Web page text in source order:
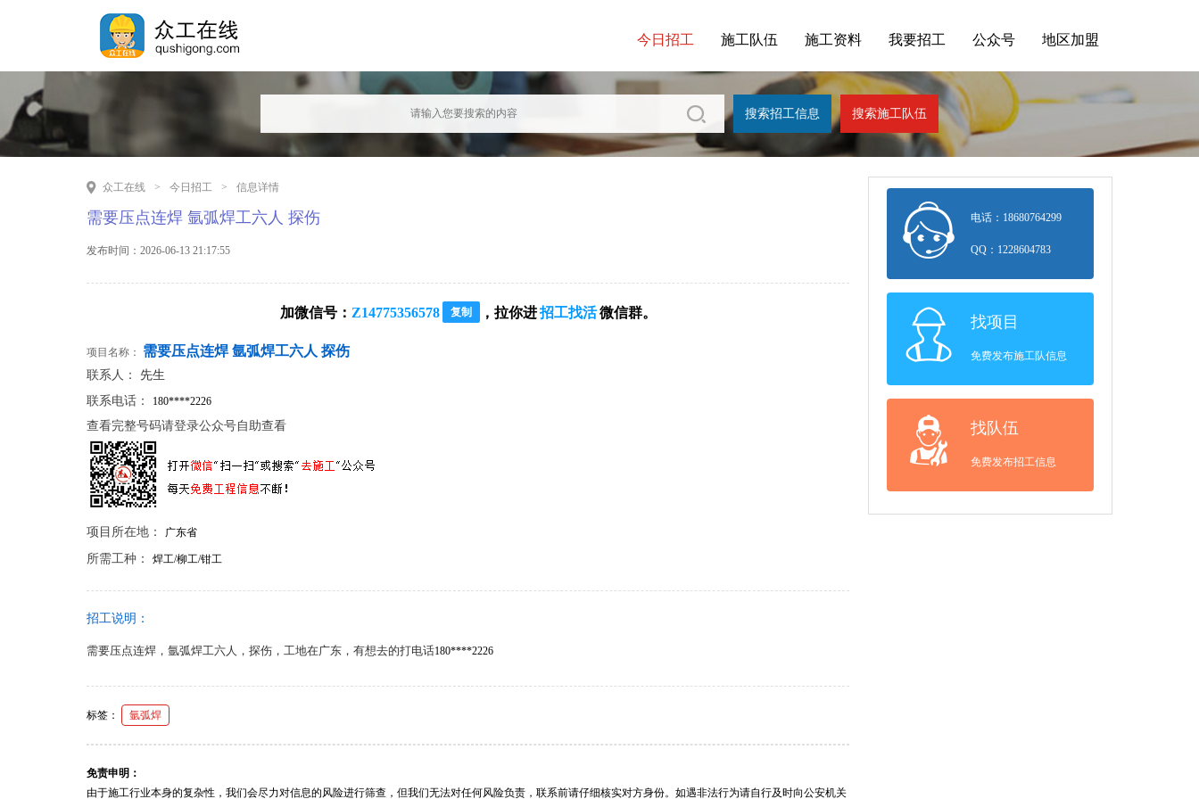
今日招工 施工队伍 施工资料 我要招工 公众号 地区加盟
众工在线 > 今日招工 > 信息详情
需要压点连焊 氩弧焊工六人 探伤
发布时间：2026-06-13 21:17:55
加微信号： Z14775356578 复制 ，拉你进 招工找活 微信群。
项目名称： 需要压点连焊 氩弧焊工六人 探伤
联系人： 先生
联系电话：
180****2226
查看完整号码请登录公众号自助查看
项目所在地： 广东省
所需工种： 焊工/柳工/钳工
招工说明：
需要压点连焊，氩弧焊工六人，探伤，工地在广东，有想去的打电话180****2226
标签： 氩弧焊
免责申明：
由于施工行业本身的复杂性，我们会尽力对信息的风险进行筛查，但我们无法对任何风险负责，联系前请仔细核实对方身份。如遇非法行为请自行及时向公安机关
电话：18680764299
QQ：1228604783
找项目
免费发布施工队信息
找队伍
免费发布招工信息